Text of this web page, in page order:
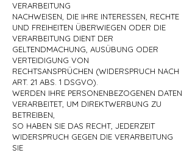
VERARBEITUNG
NACHWEISEN, DIE IHRE INTERESSEN, RECHTE
UND FREIHEITEN ÜBERWIEGEN ODER DIE
VERARBEITUNG DIENT DER
GELTENDMACHUNG, AUSÜBUNG ODER
VERTEIDIGUNG VON
RECHTSANSPRÜCHEN (WIDERSPRUCH NACH
ART. 21 ABS. 1 DSGVO).
WERDEN IHRE PERSONENBEZOGENEN DATEN
VERARBEITET, UM DIREKTWERBUNG ZU
BETREIBEN,
SO HABEN SIE DAS RECHT, JEDERZEIT
WIDERSPRUCH GEGEN DIE VERARBEITUNG
SIE